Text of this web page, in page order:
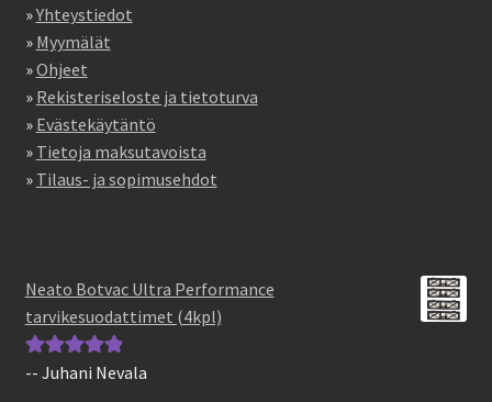
»Yhteystiedot
» Myymälät
»Ohjeet
» Rekisteriseloste ja tietoturva
» Evästekäytäntö
» Tietoja maksutavoista
» Tilaus- ja sopimusehdot
Neato Botvac Ultra Performance
tarvikesuodattimet (4kpl)
Arvostelu
-- Juhani Nevala